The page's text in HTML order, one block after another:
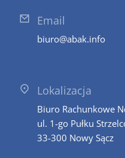
Email
biuro@abak.info
Lokalizacja
Biuro Rachunkowe
ul. 1-go Pułku
33-300 Nowy Sącz